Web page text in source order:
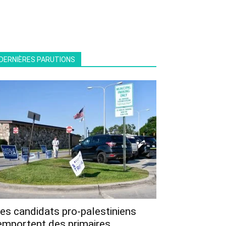
PARUTIONS
candidats pro-palestiniens